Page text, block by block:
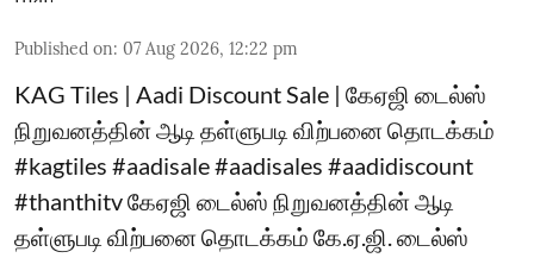
Published on: 07 Aug 2026, 12:22 pm
KAG Tiles | Aadi Discount Sale | கேஏஜி டைல்ஸ்
நிறுவனத்தின் ஆடி தள்ளுபடி விற்பனை தொடக்கம்
#kagtiles #aadisale #aadisales #aadidiscount
#thanthitv கேஏஜி டைல்ஸ் நிறுவனத்தின் ஆடி
தள்ளுபடி விற்பனை தொடக்கம் கே.ஏ.ஜி. டைல்ஸ்